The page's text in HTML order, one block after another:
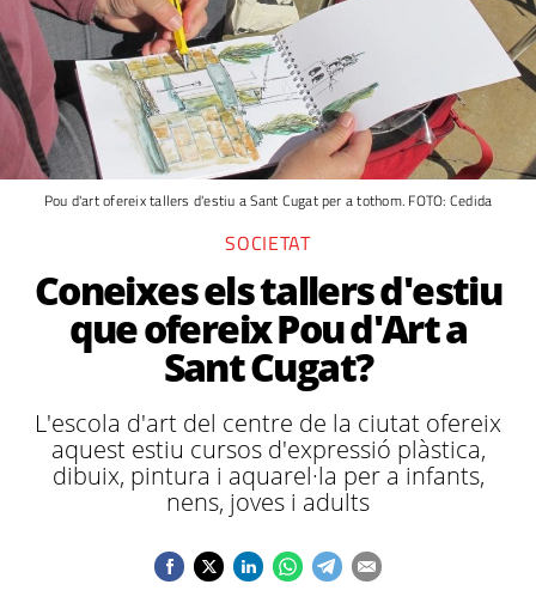
Pou d'art ofereix tallers d'estiu a Sant Cugat per a tothom. FOTO: Cedida
SOCIETAT
Coneixes els tallers d'estiu
que ofereix Pou d'Art a
Sant Cugat?
L'escola d'art del centre de la ciutat ofereix
aquest estiu cursos d'expressió plàstica,
dibuix, pintura i aquarel·la per a infants,
nens, joves i adults